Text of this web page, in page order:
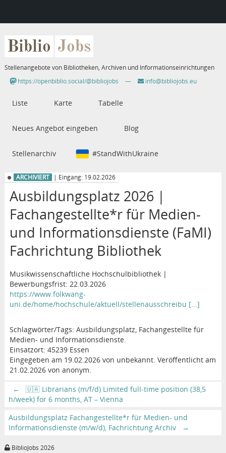
Biblio Jobs
Stellenangebote von Bibliotheken, Archiven und Informationseinrichtungen
https://openbiblio.social/@bibliojobs
— info@bibliojobs.eu
Liste Karte Tabelle
Neues Angebot eingeben Blog
Stellenarchiv #StandWithUkraine
ARCHIVIERT | Eingang: 19.02.2026
Ausbildungsplatz 2026 |
Fachangestellte*r für Medien-
und Informationsdienste (FaMI)
Fachrichtung Bibliothek
Musikwissenschaftliche Hochschulbibliothek |
Bewerbungsfrist: 22.03.2026
https://www.folkwang-
uni.de/home/hochschule/aktuell/stellenausschreibu [...]
Schlagwörter/Tags: Ausbildungsplatz, Fachangestellte für
Medien- und Informationsdienste.
Einsatzort: 45239 Essen
Eingegeben am 19.02.2026 von unbekannt. Veröffentlicht am
21.02.2026 von anonym.
←
🇺🇦 Librarians (m/f/d) Limited full-time position (38,5
h/week) for 6 months, AT – Vienna
Ausbildungsplatz Fachangestellte*r für Medien- und
Informationsdienste (m/w/d), Fachrichtung Archiv
→
BiblioJobs 2026